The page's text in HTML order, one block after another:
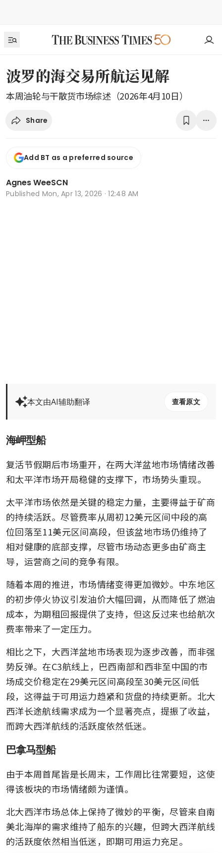
波罗的海交易所航运见解
本周油轮与干散货市场综述（2026年4月10日）
Share
Add BT as a preferred source
Agnes WeeSCN
Published Mon, Apr 13, 2026 · 12:48 AM
本文由AI辅助翻译 查看原文
海岬型船
复活节假期后市场重开，在两大洋盆地市场情绪改善
和太平洋市场开局稳健的支撑下，市场势头重现。
太平洋市场依然是关键的稳定力量，主要得益于矿商
的持续活跃。尽管费率从周初12美元区间中段的高
位回落至11美元区间高段，但该盆地市场仍维持了
相对健康的底部支撑，尽管市场动态更多由矿商主
导，运营商之间的竞争有限。
随着本周的推进，市场情绪变得更加微妙。中东地区
的初步停火协议引发油价大幅回调，从而降低了燃油
成本，为期租回报提供了支持，但这反过来也给航次
费率带来了一定压力。
相比之下，大西洋盆地市场表现为逐步改善，而非强
势反弹。在C3航线上，巴西南部和西非至中国的市
场成交价稳定在29美元区间高段至30美元区间低
段，这得益于可用运力趋紧和货盘的持续更新。北大
西洋长途航线需求成为一个显著亮点，提振了收益，
而跨大西洋航线的活跃度依然低迷。
巴拿马型船
由于本周首尾皆是长周末，工作周比往常要短，这使
得该板块的市场情绪颇为谨慎。
北大西洋市场总体上保持了微妙的平衡，尽管来自南
美北海岸的需求维持了船东的兴趣，但跨大西洋航线
的活跃度依然相当低迷，即期可用运力充足。